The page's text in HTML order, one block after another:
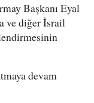
Başkanı Eyal
ve diğer İsrail
devam